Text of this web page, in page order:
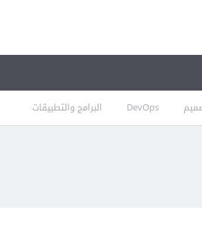
DevOps البرامج والتطبيقات